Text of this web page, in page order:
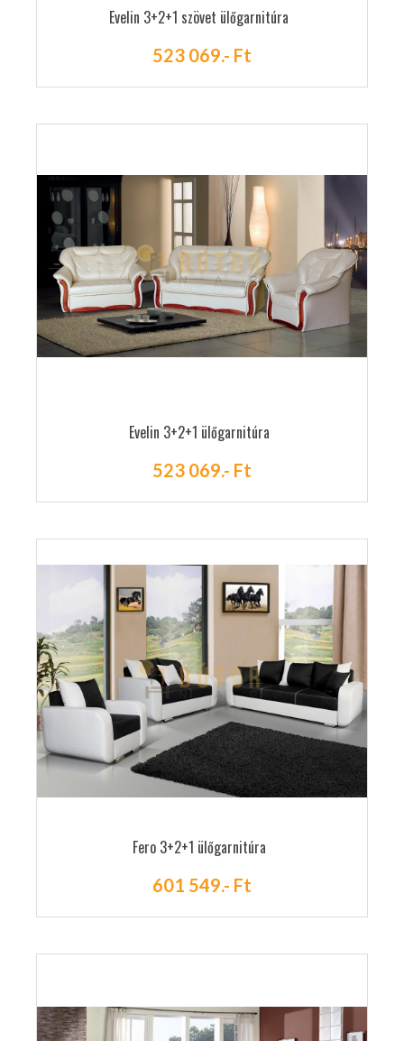
Evelin 3+2+1 szövet ülőgarnitúra
523 069.- Ft
Evelin 3+2+1 ülőgarnitúra
523 069.- Ft
Fero 3+2+1 ülőgarnitúra
601 549.- Ft